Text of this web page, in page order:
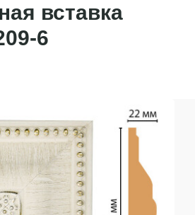
вставка
6